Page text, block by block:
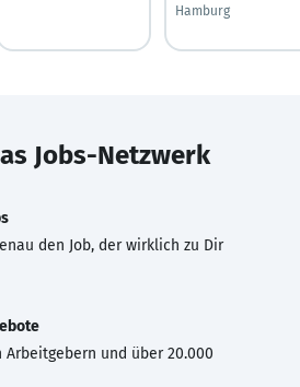
Hamburg
Jobs-Netzwerk
den Job, der wirklich zu Dir
Arbeitgebern und über 20.000